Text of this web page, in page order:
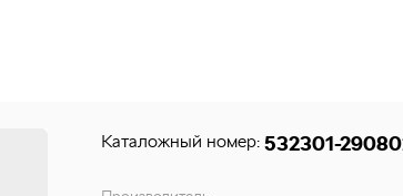
Каталожный номер: 532301-